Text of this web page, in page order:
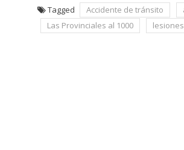
Tagged Accidente de tránsito
Las Provinciales al 1000